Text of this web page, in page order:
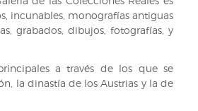
incunables, monografías antiguas
grabados, dibujos, fotografías, y
a través de los que se
la dinastía de los Austrias y la de